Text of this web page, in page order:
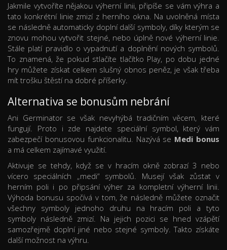
Jakmile vytvoříte nějakou výherní linii, připíše se vám výhra a
tato konkrétní linie zmizí z herního okna. Na uvolněná místa
se následně automaticky doplní další symboly, díky kterým se
znovu mohou vytvořit stejné, nebo úplně nové výherní linie.
Stále platí pravidlo o vypadnutí a doplnění nových symbolů.
To znamená, že pokud stlačíte tlačítko Play, po dobu jedné
hry můžete získat celkem slušný obnos peněz, je však třeba
mít trošku štěstí na dobré příšerky.
Alternativa se bonusům nebrání
Ani Germinator se však nevyhýbá tradičním věcem, které
fungují. Proto i zde najdete speciální symbol, který vám
zabezpečí bonusovou funkcionalitu. Nazývá se Medi bonus
a má celkem zajímavé využití.
Aktivuje se tehdy, když se v hracím okně zobrazí 3 nebo
vícero speciálních „medi“ symbolů. Musejí však zůstat v
herním poli i po připsání výher za kompletní výherní linii.
Výhoda bonusu spočívá v tom, že následně můžete označit
všechny symboly jednoho druhu na hracím poli a tyto
symboly následně zmizí. Na jejich pozici se hned vzápětí
samozřejmě doplní jiné nebo stejné symboly. Takto získáte
další možnost na výhru.